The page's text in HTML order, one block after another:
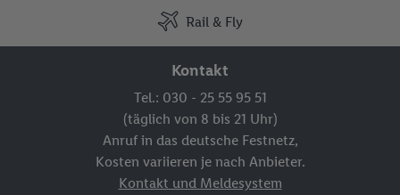
Rail & Fly
Kontakt
Tel.: 030 - 25 55 95 51
(täglich von 8 bis 21 Uhr)
Anruf in das deutsche Festnetz,
Kosten variieren je nach Anbieter.
Kontakt und Meldesystem